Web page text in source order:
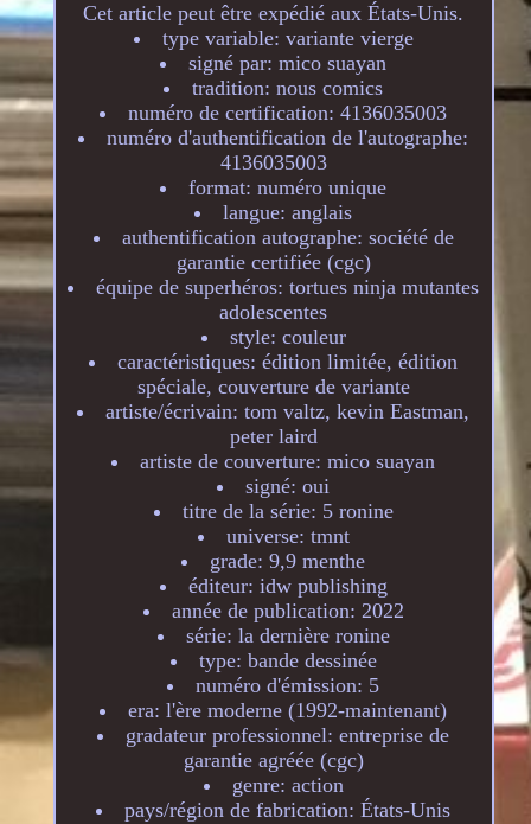
Cet article peut être expédié aux États-Unis.
type variable: variante vierge
signé par: mico suayan
tradition: nous comics
numéro de certification: 4136035003
numéro d'authentification de l'autographe:
4136035003
format: numéro unique
langue: anglais
authentification autographe: société de
garantie certifiée (cgc)
équipe de superhéros: tortues ninja mutantes
adolescentes
style: couleur
caractéristiques: édition limitée, édition
spéciale, couverture de variante
artiste/écrivain: tom valtz, kevin Eastman,
peter laird
artiste de couverture: mico suayan
signé: oui
titre de la série: 5 ronine
universe: tmnt
grade: 9,9 menthe
éditeur: idw publishing
année de publication: 2022
série: la dernière ronine
type: bande dessinée
numéro d'émission: 5
era: l'ère moderne (1992-maintenant)
gradateur professionnel: entreprise de
garantie agréée (cgc)
genre: action
pays/région de fabrication: États-Unis